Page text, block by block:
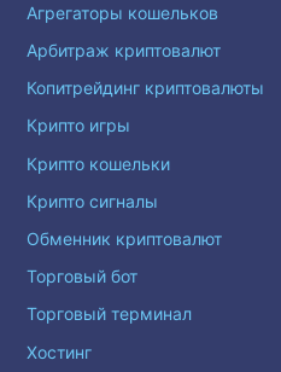
Агрегаторы кошельков
Арбитраж криптовалют
Копитрейдинг криптовалюты
Крипто игры
Крипто кошельки
Крипто сигналы
Обменник криптовалют
Торговый бот
Торговый терминал
Хостинг